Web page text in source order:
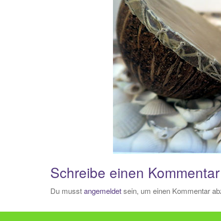
Schreibe einen Kommentar
Du musstangemeldetsein, um einen Kommentar